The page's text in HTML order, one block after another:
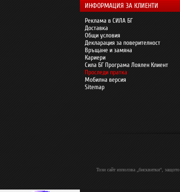
ИНФОРМАЦИЯ ЗА КЛИЕНТИ
Реклама в СИЛА БГ
Доставка
Общи условия
Декларация за поверителност
Връщане и замяна
Кариери
Сила БГ Програма Лоялен Клиент
Проследи пратка
Мобилна версия
Sitemap
Този сайт използва „бисквитки“,